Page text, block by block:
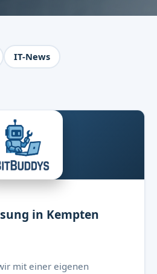
IT-News
in Kempten
mit einer eigenen